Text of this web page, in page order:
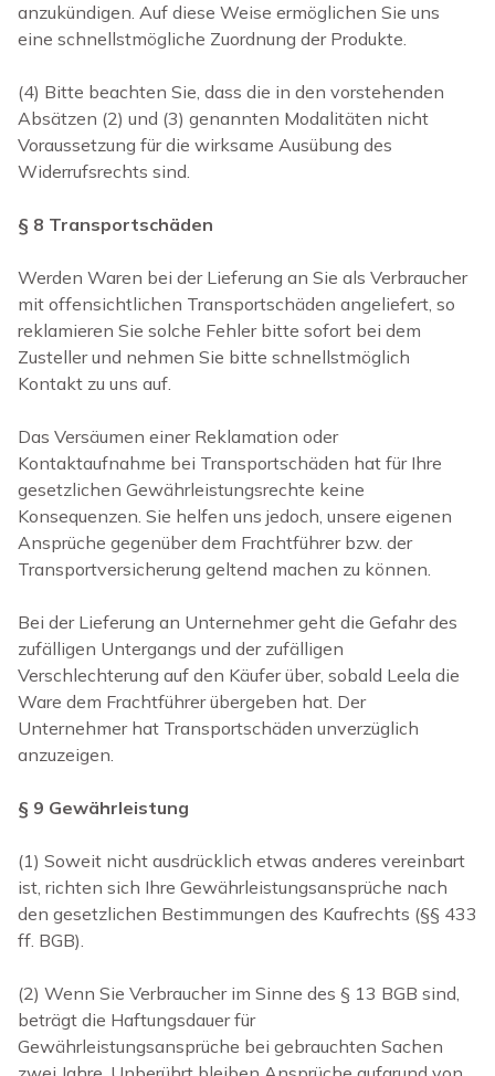
anzukündigen. Auf diese Weise ermöglichen Sie uns
eine schnellstmögliche Zuordnung der Produkte.
(4) Bitte beachten Sie, dass die in den vorstehenden
Absätzen (2) und (3) genannten Modalitäten nicht
Voraussetzung für die wirksame Ausübung des
Widerrufsrechts sind.
§ 8 Transportschäden
Werden Waren bei der Lieferung an Sie als Verbraucher
mit offensichtlichen Transportschäden angeliefert, so
reklamieren Sie solche Fehler bitte sofort bei dem
Zusteller und nehmen Sie bitte schnellstmöglich
Kontakt zu uns auf.
Das Versäumen einer Reklamation oder
Kontaktaufnahme bei Transportschäden hat für Ihre
gesetzlichen Gewährleistungsrechte keine
Konsequenzen. Sie helfen uns jedoch, unsere eigenen
Ansprüche gegenüber dem Frachtführer bzw. der
Transportversicherung geltend machen zu können.
Bei der Lieferung an Unternehmer geht die Gefahr des
zufälligen Untergangs und der zufälligen
Verschlechterung auf den Käufer über, sobald Leela die
Ware dem Frachtführer übergeben hat. Der
Unternehmer hat Transportschäden unverzüglich
anzuzeigen.
§ 9 Gewährleistung
(1) Soweit nicht ausdrücklich etwas anderes vereinbart
ist, richten sich Ihre Gewährleistungsansprüche nach
den gesetzlichen Bestimmungen des Kaufrechts (§§ 433
ff. BGB).
(2) Wenn Sie Verbraucher im Sinne des § 13 BGB sind,
beträgt die Haftungsdauer für
Gewährleistungsansprüche bei gebrauchten Sachen